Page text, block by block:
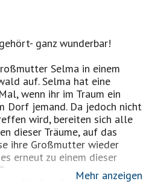
ganz wunderbar!
Selma in einem
auf. Selma hat eine
wenn ihr im Traum ein
Dorf jemand. Da jedoch nicht
wird, bereiten sich alle
dieser Träume, auf das
ihre Großmutter wieder
erneut zu einem dieser
Wedler, Karl Markovics
Mehr anzeigen